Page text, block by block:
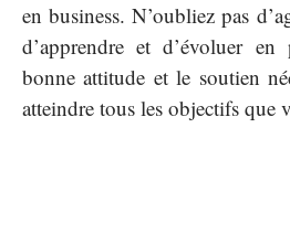
en business. N’oubliez pas
d’apprendre et d’évoluer en
bonne attitude et le soutien
atteindre tous les objectifs que